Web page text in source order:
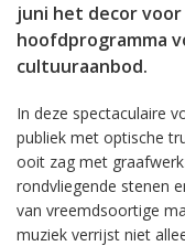
juni het decor
hoofdprogramma
cultuuraanbod.
In deze spectaculaire
publiek met optische
ooit zag met
rondvliegende stenen
van vreemdsoortige
muziek verrijst niet